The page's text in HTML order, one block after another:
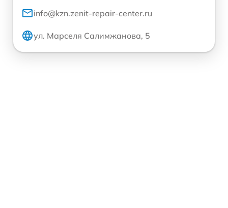
info@kzn.zenit-repair-center.ru
ул. Марселя Салимжанова, 5